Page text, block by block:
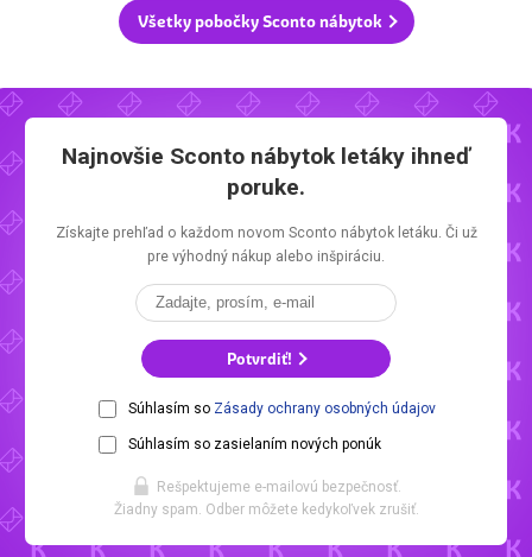
Všetky pobočky Sconto nábytok
Najnovšie Sconto nábytok letáky ihneď
poruke.
Získajte prehľad o každom novom Sconto nábytok letáku. Či už
pre výhodný nákup alebo inšpiráciu.
Potvrdiť!
Súhlasím so Zásady ochrany osobných údajov
Súhlasím so zasielaním nových ponúk
Rešpektujeme e-mailovú bezpečnosť.
Žiadny spam. Odber môžete kedykoľvek zrušiť.